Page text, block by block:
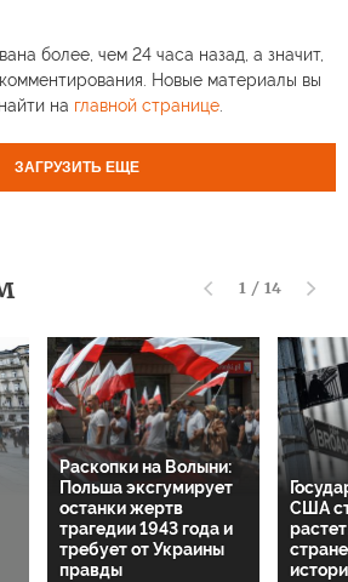
более, чем 24 часа назад, а значит,
Новые материалы вы
на главной странице.
ЗАГРУЗИТЬ ЕЩЕ
1 / 14
Раскопки на Волыни:
Польша эксгумирует
останки жертв
трагедии 1943 года и
требует от Украины
правды
США